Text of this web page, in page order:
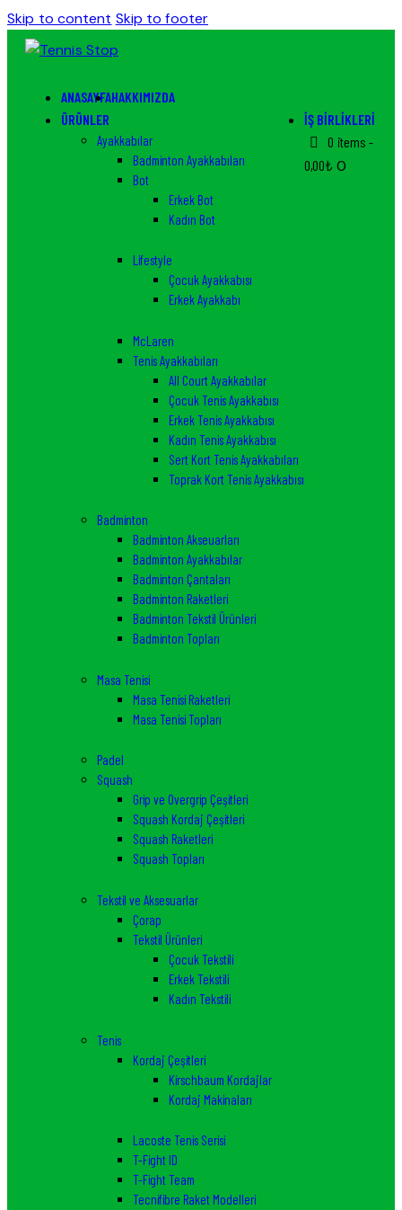
Skip to content Skip to footer
ANASAYFAHAKKIMIZDA
ÜRÜNLER
Ayakkabılar
Badminton Ayakkabıları
Bot
Erkek Bot
Kadın Bot
Lifestyle
Çocuk Ayakkabısı
Erkek Ayakkabı
McLaren
Tenis Ayakkabıları
All Court Ayakkabılar
Çocuk Tenis Ayakkabısı
Erkek Tenis Ayakkabısı
Kadın Tenis Ayakkabısı
Sert Kort Tenis Ayakkabıları
Toprak Kort Tenis Ayakkabısı
Badminton
Badminton Akseuarları
Badminton Ayakkabılar
Badminton Çantaları
Badminton Raketleri
Badminton Tekstil Ürünleri
Badminton Topları
Masa Tenisi
Masa Tenisi Raketleri
Masa Tenisi Topları
Padel
Squash
Grip ve Overgrip Çeşitleri
Squash Kordaj Çeşitleri
Squash Raketleri
Squash Topları
Tekstil ve Aksesuarlar
Çorap
Tekstil Ürünleri
Çocuk Tekstili
Erkek Tekstili
Kadın Tekstili
Tenis
Kordaj Çeşitleri
Kirschbaum Kordajlar
Kordaj Makinaları
Lacoste Tenis Serisi
T-Fight ID
T-Fight Team
Tecnifibre Raket Modelleri
İŞ BIRLIKLERI
0 items -
0,00₺ 0